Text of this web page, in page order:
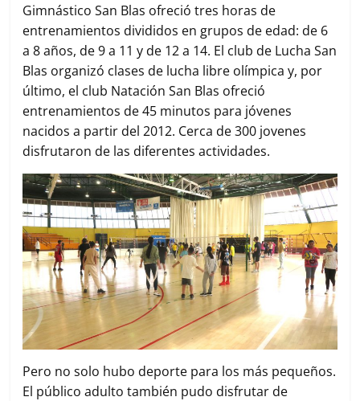
Gimnástico San Blas ofreció tres horas de
entrenamientos divididos en grupos de edad: de 6
a 8 años, de 9 a 11 y de 12 a 14. El club de Lucha San
Blas organizó clases de lucha libre olímpica y, por
último, el club Natación San Blas ofreció
entrenamientos de 45 minutos para jóvenes
nacidos a partir del 2012. Cerca de 300 jovenes
disfrutaron de las diferentes actividades.
Pero no solo hubo deporte para los más pequeños.
El público adulto también pudo disfrutar de